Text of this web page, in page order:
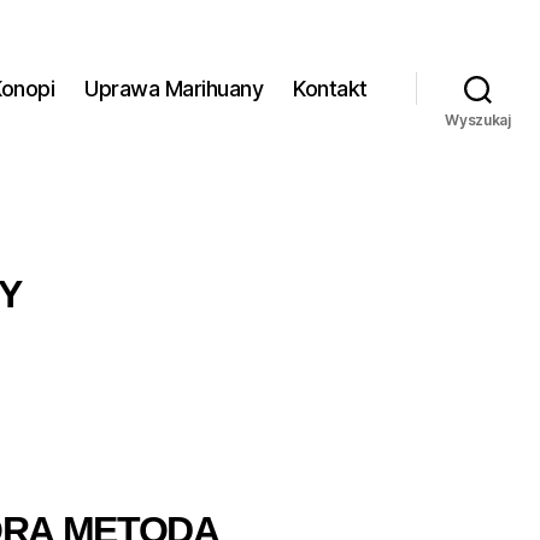
Uprawa Marihuany Kontakt
Wyszukaj
METODA